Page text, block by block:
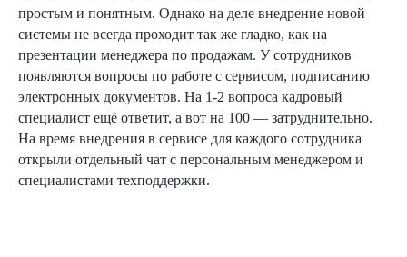
простым и понятным. Однако на деле внедрение новой
системы не всегда проходит так же гладко, как на
презентации менеджера по продажам. У сотрудников
появляются вопросы по работе с сервисом, подписанию
электронных документов. На 1-2 вопроса кадровый
специалист ещё ответит, а вот на 100 — затруднительно.
На время внедрения в сервисе для каждого сотрудника
открыли отдельный чат с персональным менеджером и
специалистами техподдержки.